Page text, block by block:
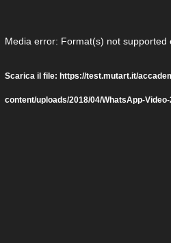
Video
Media error: Format(s) not supported
Scarica il file: https://test.mutart.it/
content/uploads/2018/04/WhatsApp-